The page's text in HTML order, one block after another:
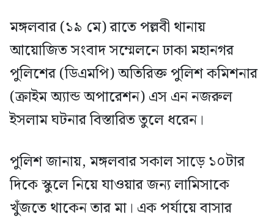
মঙ্গলবার (১৯ মে) রাতে পল্লবী থানায়
আয়োজিত সংবাদ সম্মেলনে ঢাকা মহানগর
পুলিশের (ডিএমপি) অতিরিক্ত পুলিশ কমিশনার
(ক্রাইম অ্যান্ড অপারেশন) এস এন নজরুল
ইসলাম ঘটনার বিস্তারিত তুলে ধরেন।
পুলিশ জানায়, মঙ্গলবার সকাল সাড়ে ১০টার
দিকে স্কুলে নিয়ে যাওয়ার জন্য লামিসাকে
খুঁজতে থাকেন তার মা। এক পর্যায়ে বাসার